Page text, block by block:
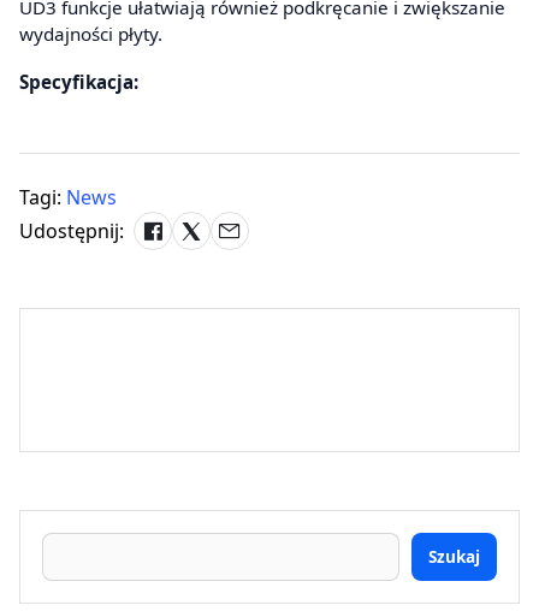
UD3 funkcje ułatwiają również podkręcanie i zwiększanie
wydajności płyty.
Specyfikacja:
Tagi: News
Udostępnij:
Szukaj